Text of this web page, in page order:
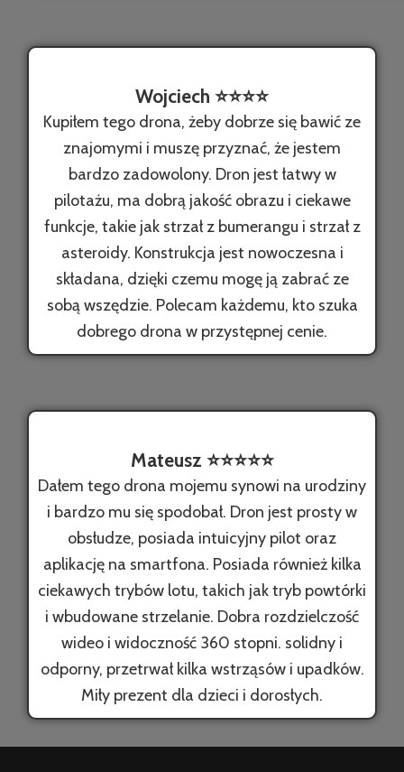
Wojciech ⭐️⭐️⭐️⭐️
Kupiłem tego drona, żeby dobrze się bawić ze
znajomymi i muszę przyznać, że jestem
bardzo zadowolony. Dron jest łatwy w
pilotażu, ma dobrą jakość obrazu i ciekawe
funkcje, takie jak strzał z bumerangu i strzał z
asteroidy. Konstrukcja jest nowoczesna i
składana, dzięki czemu mogę ją zabrać ze
sobą wszędzie. Polecam każdemu, kto szuka
dobrego drona w przystępnej cenie.
Mateusz ⭐️⭐️⭐️⭐️⭐️
Dałem tego drona mojemu synowi na urodziny
i bardzo mu się spodobał. Dron jest prosty w
obsłudze, posiada intuicyjny pilot oraz
aplikację na smartfona. Posiada również kilka
ciekawych trybów lotu, takich jak tryb powtórki
i wbudowane strzelanie. Dobra rozdzielczość
wideo i widoczność 360 stopni. solidny i
odporny, przetrwał kilka wstrząsów i upadków.
Miły prezent dla dzieci i dorosłych.